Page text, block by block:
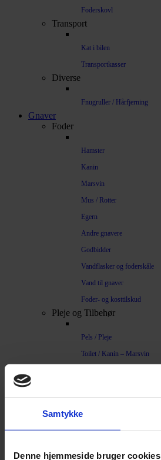
Samtykke
Denne hjemmeside bruger cookies
Foderskovl
Transport
Kat i bilen
Transportkasser
Diverse
Fnugruller / Hårfjerning
Gnaver
Foder
Hamster
Kanin
Marsvin
Mus / Rotter
Egern
Andre gnavere
Godbidder
Vandflasker og foderskåle
Vand til gnaver
Foder- og kosttilskud
Pleje og Tilbehør
Pels / Pleje
Toilet / Kanin – Marsvin
Bure
Hamsterbur